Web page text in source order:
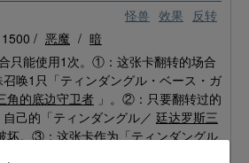
怪兽 效果 反转
1500 / 恶魔 / 暗
只能使用1次。①：这张卡翻转的场合
唤1只「ティンダングル・ベース・ガ
角的底边守卫者 」。②：只要翻转过的
己的「ティンダングル／ 廷达罗斯三
坏。③：这张卡作为「ティンダングル